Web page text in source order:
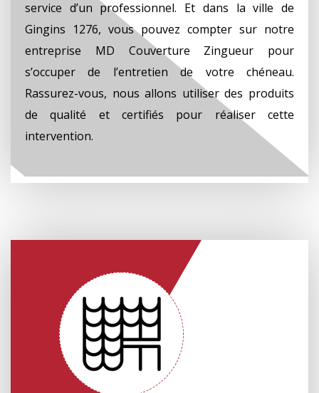
service d’un professionnel. Et dans la ville de
Gingins 1276, vous pouvez compter sur notre
entreprise MD Couverture Zingueur pour
s’occuper de l’entretien de votre chéneau.
Rassurez-vous, nous allons utiliser des produits
de qualité et certifiés pour réaliser cette
intervention.